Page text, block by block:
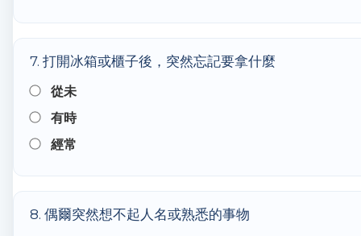
7. 打開冰箱或櫃子後，突然忘記要拿什麼
從未
有時
經常
8. 偶爾突然想不起人名或熟悉的事物